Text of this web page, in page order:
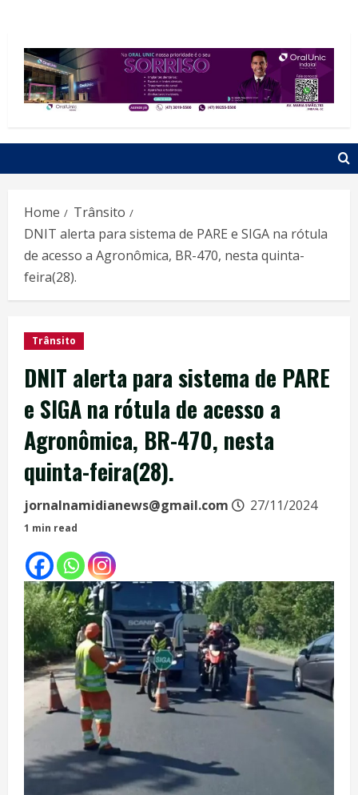
Home
Trânsito
DNIT alerta para sistema de PARE e SIGA na rótula
de acesso a Agronômica, BR-470, nesta quinta-
feira(28).
Trânsito
DNIT alerta para sistema de PARE
e SIGA na rótula de acesso a
Agronômica, BR-470, nesta
quinta-feira(28).
jornalnamidianews@gmail.com 27/11/2024
1 min read